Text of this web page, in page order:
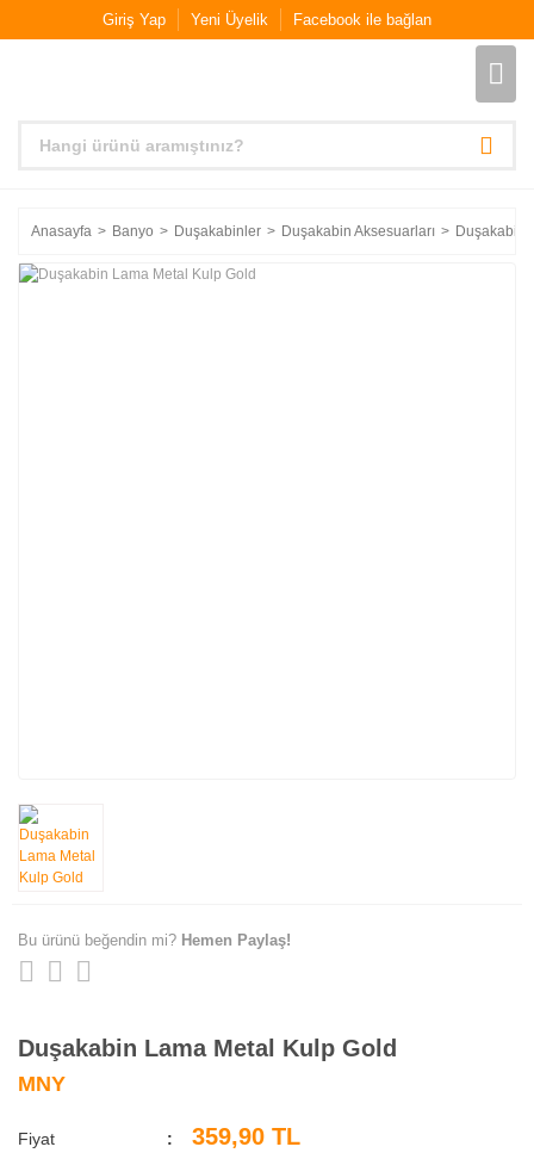
Giriş Yap Yeni Üyelik Facebook ile bağlan
Anasayfa Banyo Duşakabinler Duşakabin Aksesuarları Duşakabin
Bu ürünü beğendin mi? Hemen Paylaş!
Duşakabin Lama Metal Kulp Gold
MNY
Fiyat 359,90 TL